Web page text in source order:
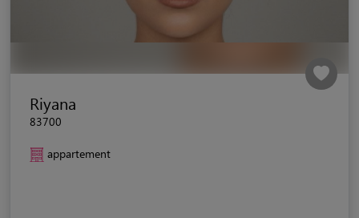
Riyana
83700
appartement